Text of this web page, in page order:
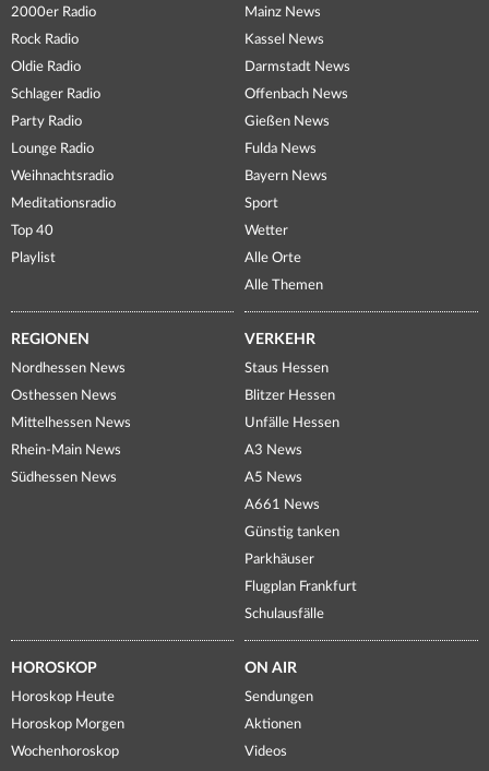
2000er Radio
Rock Radio
Oldie Radio
Schlager Radio
Party Radio
Lounge Radio
Weihnachtsradio
Meditationsradio
Top 40
Playlist
Mainz News
Kassel News
Darmstadt News
Offenbach News
Gießen News
Fulda News
Bayern News
Sport
Wetter
Alle Orte
Alle Themen
REGIONEN
Nordhessen News
Osthessen News
Mittelhessen News
Rhein-Main News
Südhessen News
VERKEHR
Staus Hessen
Blitzer Hessen
Unfälle Hessen
A3 News
A5 News
A661 News
Günstig tanken
Parkhäuser
Flugplan Frankfurt
Schulausfälle
HOROSKOP
Horoskop Heute
Horoskop Morgen
Wochenhoroskop
ON AIR
Sendungen
Aktionen
Videos